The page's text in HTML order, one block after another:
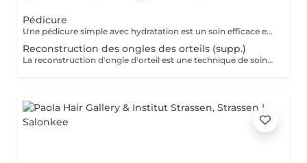
Pédicure
Une pédicure simple avec hydratation est un soin efficace et rapide pour garder vos pieds en bonne santé et hydratés, tout en améliorant leur apparence. Ce soin est parfait pour ceux qui souhaitent entretenir leurs pieds sans avoir besoin d'un bain de pieds. Étapes de la Pédicure Complète "Brésilienne" avec Bains de Pieds : Bain de pieds chaud relaxant, les ongles sont soigneusement coupés, limés et nettoyés. Un polissage peut être effectué pour donner un aspect naturel et brillant à l'ongle. Eliminer les cellules mortes qui s'accumulent à la surface de la peau, ainsi que l'excès de peau qui peut apparaître à certains endroits (comme les cuticules des ongles, les talons ou les coudes). Une crème hydratante riche est appliquée sur l'ensemble des pieds pour nourrir et adoucir la peau. L'hydratation permet de prévenir les zones sèches et de garder les pieds doux et soyeux. Vernis simple ou pose semi-permanent (facultatif) pour tout les soins pedicure.
Reconstruction des ongles des orteils (supp.)
La reconstruction d'ongle d'orteil est une technique de soins esthétiques qui permet de réparer ou de reconstruire un ongle abîmé ou cassé. Grâce à des matériaux spécifiques, ce soin redonne forme à l'ongle et améliore l'apparence des pieds.